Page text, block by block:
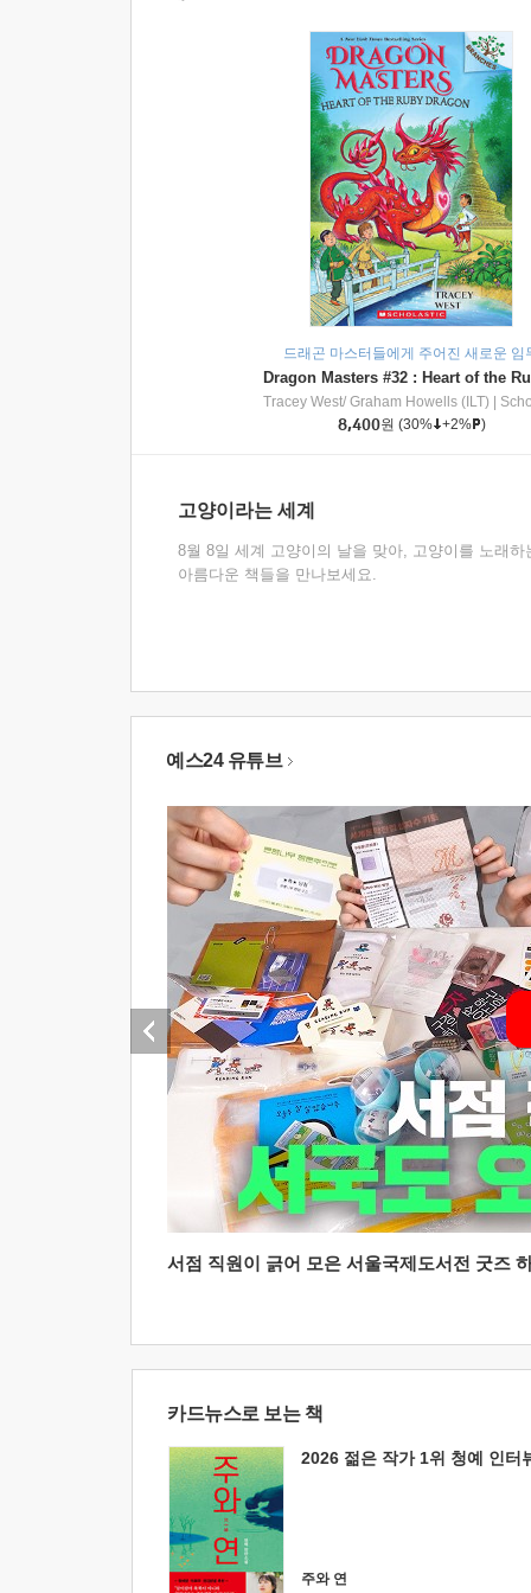
드래곤 마스터들에게 주어진 새로운 임
Tracey West/ Graham Howells (ILT)
8,400원 (30% +2% )
고양이라는 세계
8월 8일 세계 고양이의 날을 맞아, 고양이를 노래하
아름다운 책들을 만나보세요.
예스24 유튜브
서점 직원이 긁어 모은 서울국제도서전 굿즈
카드뉴스로 보는 책
2026 젊은 작가 1위 청예 인터
주와 연